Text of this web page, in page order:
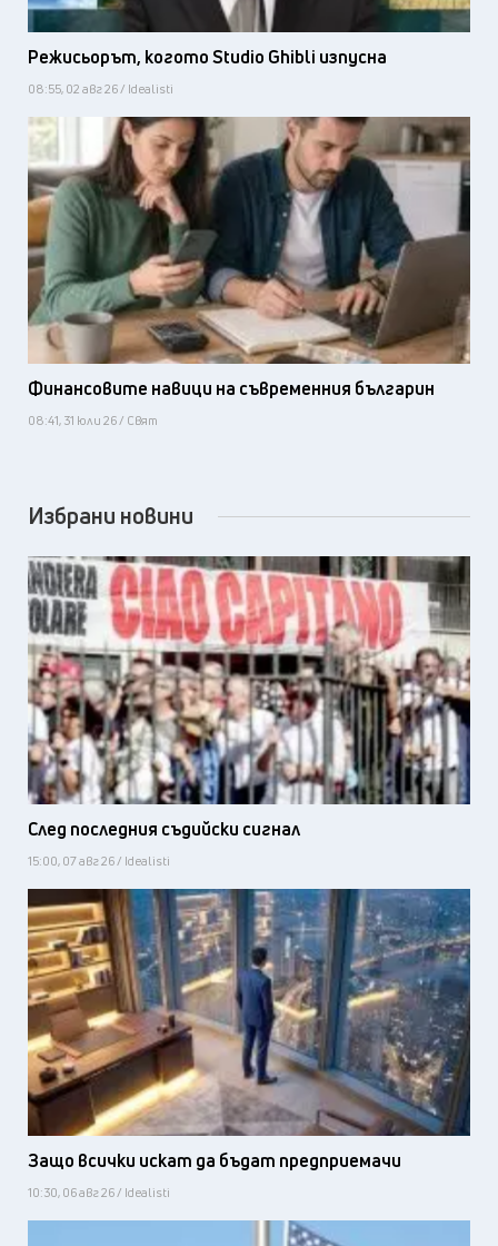
Режисьорът, когото Studio Ghibli изпусна
08:55, 02 авг 26 / Idealisti
Финансовите навици на съвременния българин
08:41, 31 юли 26 / Свят
Избрани новини
След последния съдийски сигнал
15:00, 07 авг 26 / Idealisti
Защо всички искат да бъдат предприемачи
10:30, 06 авг 26 / Idealisti